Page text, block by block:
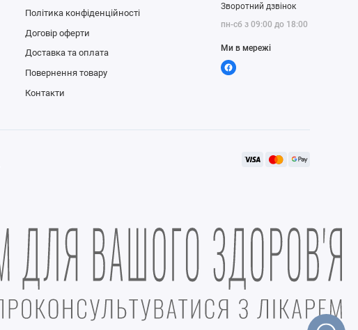
Політика конфіденційності
Договір оферти
Доставка та оплата
Повернення товару
Контакти
Зворотний дзвінок
пн-сб з 09:00 до 18:00
Ми в мережі